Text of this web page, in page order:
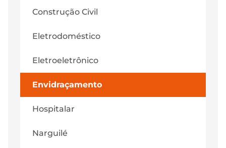
Construção Civil
Eletrodoméstico
Eletroeletrônico
Envidraçamento
Hospitalar
Narguilé